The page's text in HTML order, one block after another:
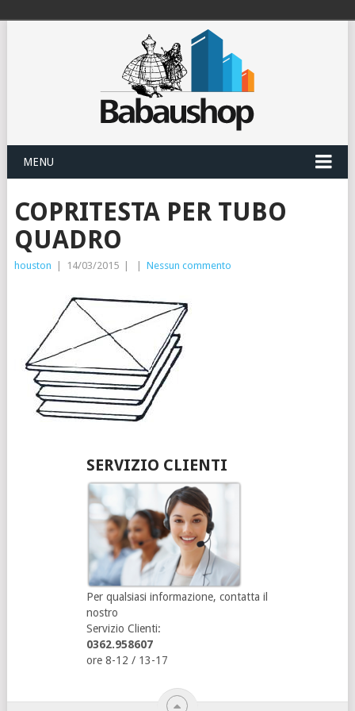
MENU
COPRITESTA PER TUBO
QUADRO
houston 14/03/2015 Nessun commento
SERVIZIO CLIENTI
Per qualsiasi informazione, contatta il
nostro
Servizio Clienti:
0362.958607
ore 8-12 / 13-17